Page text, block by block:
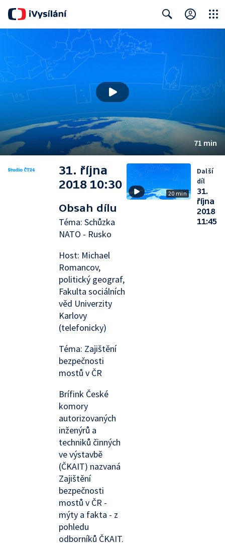
71 min
31. října
2018 10:30
Obsah dílu
Téma: Schůzka
NATO - Rusko
Host: Michael
Romancov,
politický geograf,
Fakulta sociálních
věd Univerzity
Karlovy
(telefonicky)
Téma: Zajištění
bezpečnosti
mostů v ČR
Brífink České
komory
autorizovaných
inženýrů a
techniků činných
ve výstavbě
(ČKAIT) nazvaná
Zajištění
bezpečnosti
mostů v ČR -
mýty a fakta - z
pohledu
odborníků ČKAIT.
20 min
Další
díl
31.
října
2018
11:45